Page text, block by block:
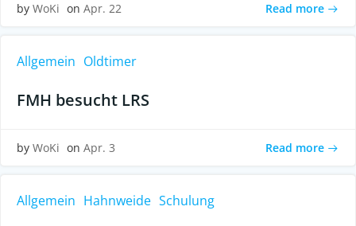
by WoKi on Apr. 22 Read more
Allgemein Oldtimer
FMH besucht LRS
by WoKi on Apr. 3 Read more
Allgemein Hahnweide Schulung